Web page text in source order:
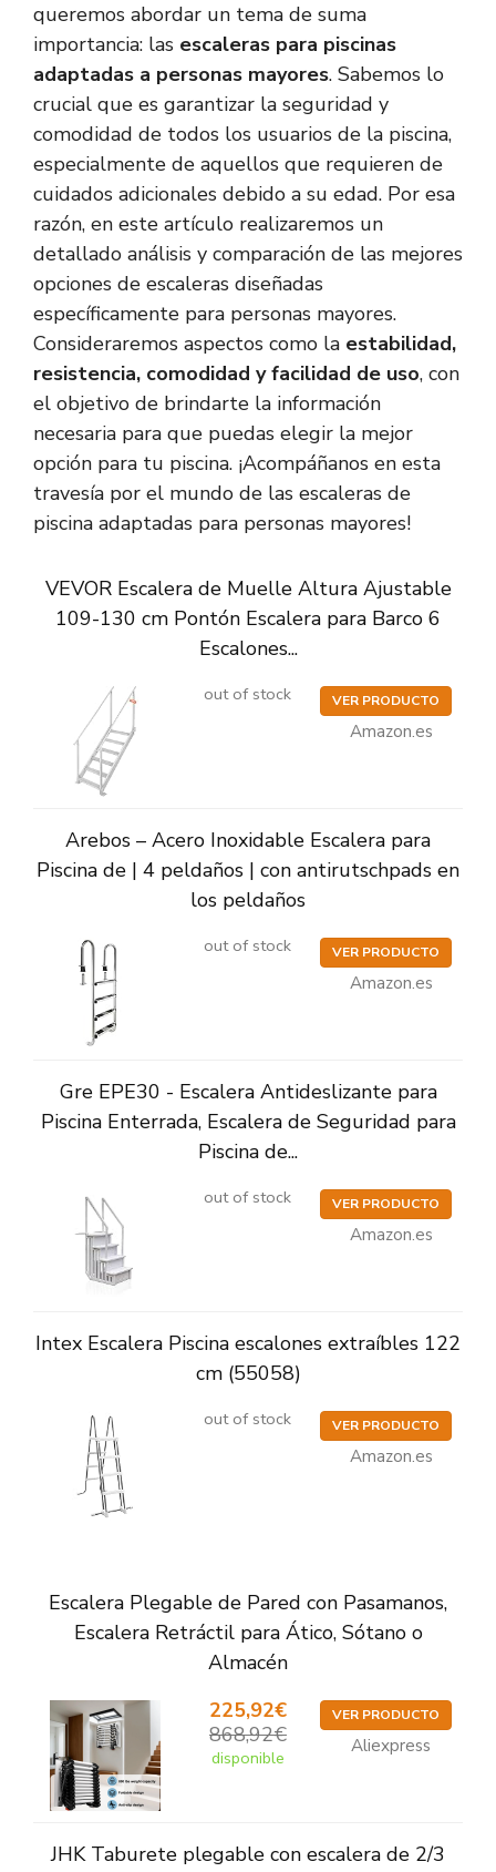
queremos abordar un tema de suma
importancia: las escaleras para piscinas
adaptadas a personas mayores. Sabemos lo
crucial que es garantizar la seguridad y
comodidad de todos los usuarios de la piscina,
especialmente de aquellos que requieren de
cuidados adicionales debido a su edad. Por esa
razón, en este artículo realizaremos un
detallado análisis y comparación de las mejores
opciones de escaleras diseñadas
específicamente para personas mayores.
Consideraremos aspectos como la estabilidad,
resistencia, comodidad y facilidad de uso, con
el objetivo de brindarte la información
necesaria para que puedas elegir la mejor
opción para tu piscina. ¡Acompáñanos en esta
travesía por el mundo de las escaleras de
piscina adaptadas para personas mayores!
VEVOR Escalera de Muelle Altura Ajustable
109-130 cm Pontón Escalera para Barco 6
Escalones...
out of stock VER PRODUCTO
Amazon.es
Arebos – Acero Inoxidable Escalera para
Piscina de | 4 peldaños | con antirutschpads en
los peldaños
out of stock VER PRODUCTO
Amazon.es
Gre EPE30 - Escalera Antideslizante para
Piscina Enterrada, Escalera de Seguridad para
Piscina de...
out of stock VER PRODUCTO
Amazon.es
Intex Escalera Piscina escalones extraíbles 122
cm (55058)
out of stock VER PRODUCTO
Amazon.es
Escalera Plegable de Pared con Pasamanos,
Escalera Retráctil para Ático, Sótano o
Almacén
225,92€
868,92€
disponible
VER PRODUCTO
Aliexpress
JHK Taburete plegable con escalera de 2/3